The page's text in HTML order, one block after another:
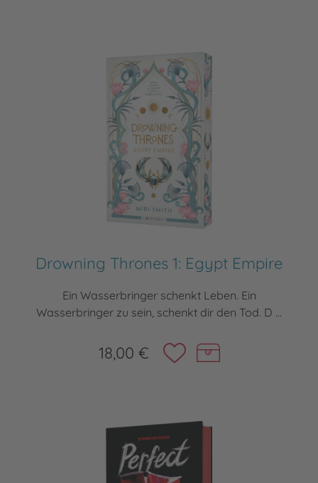
Drowning Thrones 1: Egypt Empire
Ein Wasserbringer schenkt Leben. Ein
Wasserbringer zu sein, schenkt dir den Tod. D ...
18,00 €